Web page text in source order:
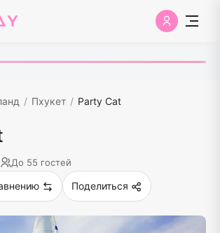
/ Пхукет / Party Cat
До 55 гостей
Поделиться